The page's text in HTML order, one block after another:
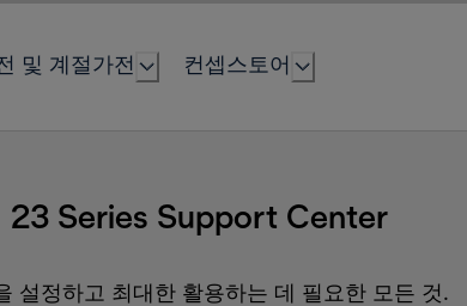
및 계절가전 컨셉스토어
23 Series Support Center
설정하고 최대한 활용하는 데 필요한 모든 것.